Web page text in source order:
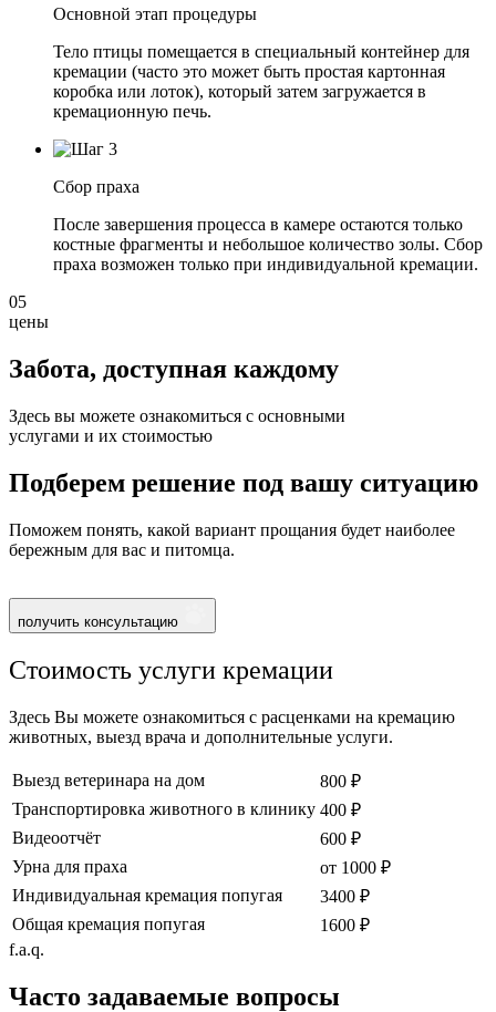
Основной этап процедуры
Тело птицы помещается в специальный контейнер для
кремации (часто это может быть простая картонная
коробка или лоток), который затем загружается в
кремационную печь.
Сбор праха
После завершения процесса в камере остаются только
костные фрагменты и небольшое количество золы. Сбор
праха возможен только при индивидуальной кремации.
05
цены
Забота, доступная каждому
Здесь вы можете ознакомиться с основными
услугами и их стоимостью
Подберем решение под вашу ситуацию
Поможем понять, какой вариант прощания будет наиболее
бережным для вас и питомца.
получить консультацию
Стоимость услуги кремации
Здесь Вы можете ознакомиться с расценками на кремацию
животных, выезд врача и дополнительные услуги.
Выезд ветеринара на дом
800 ₽
Транспортировка животного в клинику 400 ₽
Видеоотчёт
600 ₽
Урна для праха
от 1000 ₽
Индивидуальная кремация попугая
3400 ₽
Общая кремация попугая
1600 ₽
f.a.q.
Часто задаваемые вопросы